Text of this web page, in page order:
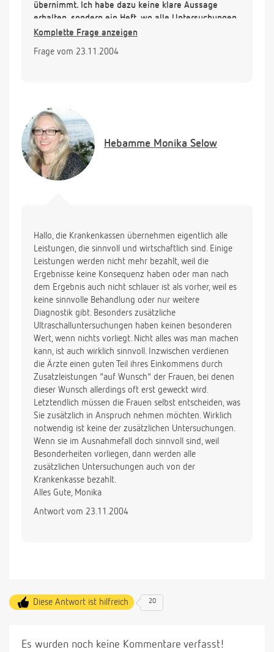
übernimmt. Ich habe dazu keine klare Aussage
erhalten, sondern ein Heft, wo alle Untersuchungen
erläutert sind. JEtzt bin ich kein Stück schlauer, ob
28 Jahre alt und es ist die erste Schwangerschaft.
weder in meiner noch in der Familie meines
Mannes nichts bekannt, dass eine extra
Untersuchung rechtfertigen würde.
Komplette Frage anzeigen
Frage vom 23.11.2004
Hebamme Monika Selow
Hallo, die Krankenkassen übernehmen eigentlich alle
Leistungen, die sinnvoll und wirtschaftlich sind. Einige
Leistungen werden nicht mehr bezahlt, weil die
Ergebnisse keine Konsequenz haben oder man nach
dem Ergebnis auch nicht schlauer ist als vorher, weil es
keine sinnvolle Behandlung oder nur weitere
Diagnostik gibt. Besonders zusätzliche
Ultraschalluntersuchungen haben keinen besonderen
Wert, wenn nichts vorliegt. Nicht alles was man machen
kann, ist auch wirklich sinnvoll. Inzwischen verdienen
die Ärzte einen guten Teil ihres Einkommens durch
Zusatzleistungen "auf Wunsch" der Frauen, bei denen
dieser Wunsch allerdings oft erst geweckt wird.
Letztendlich müssen die Frauen selbst entscheiden, was
Sie zusätzlich in Anspruch nehmen möchten. Wirklich
notwendig ist keine der zusätzlichen Untersuchungen.
Wenn sie im Ausnahmefall doch sinnvoll sind, weil
Besonderheiten vorliegen, dann werden alle
zusätzlichen Untersuchungen auch von der
Krankenkasse bezahlt.
Alles Gute, Monika
Antwort vom 23.11.2004
Diese Antwort ist hilfreich 20
Es wurden noch keine Kommentare verfasst!